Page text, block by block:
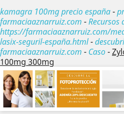
kamagra 100mg precio españa-
farmaciaaznarruiz.com -Recursos
https://farmaciaaznarruiz.com/
lasix-seguril-españa.html-
farmaciaaznarruiz.com - Caso-
100mg 300mg

Anterior